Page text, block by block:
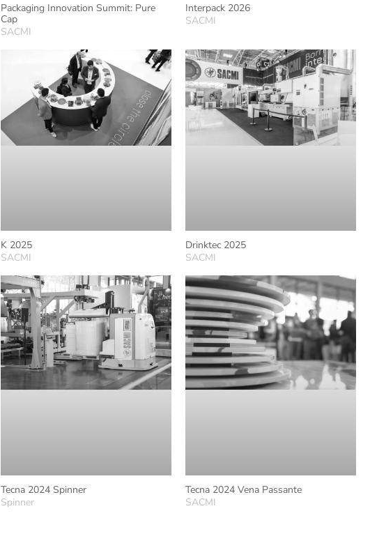
Packaging Innovation Summit: Pure
Cap
SACMI
Interpack 2026
SACMI
K 2025
SACMI
Drinktec 2025
SACMI
Tecna 2024 Spinner
Spinner
Tecna 2024 Vena Passante
SACMI